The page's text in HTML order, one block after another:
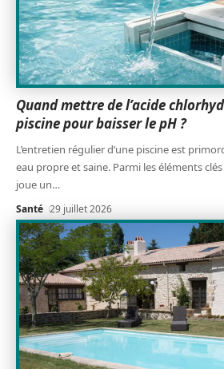
Quand mettre de l’acide
piscine pour baisser le pH ?
L’entretien régulier d’une piscine est
eau propre et saine. Parmi les éléments
joue un…
Santé 29 juillet 2026